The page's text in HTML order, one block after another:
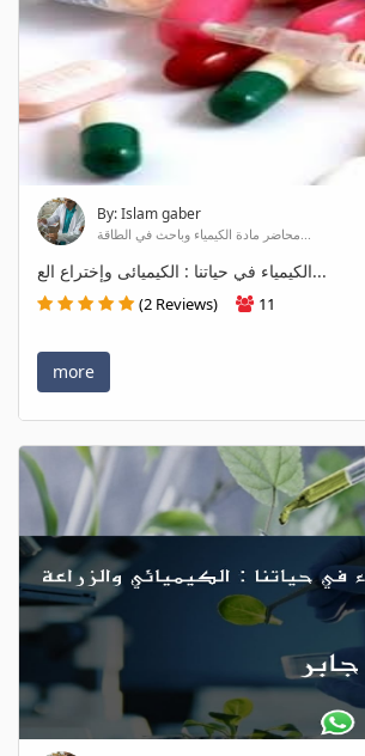
By: Islam gaber
محاضر مادة الكيمياء وباحث في الطاقة...
الكيمياء في حياتنا : الكيميائى وإختراع الع...
(2 Reviews) 11
more